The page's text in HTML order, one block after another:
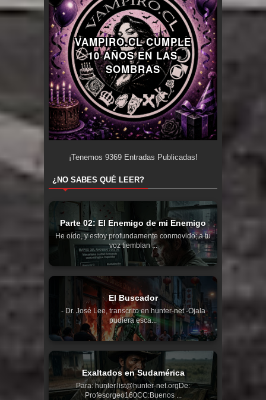
VAMPIRO.CL CUMPLE
10 AÑOS EN LAS
SOMBRAS
¡Tenemos 9369Entradas Publicadas!
¿NO SABES QUÉ LEER?
Parte 02: El Enemigo de mi Enemigo
He oído, y estoy profundamente conmovido; a tu
voz tiemblan ...
El Buscador
- Dr. José Lee, transcrito en hunter-net -Ojala
pudiera esca...
Exaltados en Sudamérica
Para: hunter.list@hunter-net.orgDe:
Profesorgeo160CC:Buenos ...